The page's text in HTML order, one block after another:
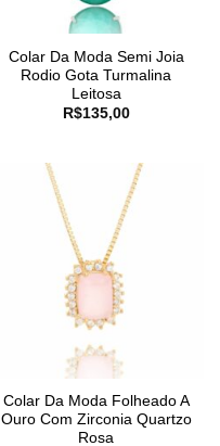
Colar Da Moda Semi Joia
Rodio Gota Turmalina
Leitosa
R$135,00
Colar Da Moda Folheado A
Ouro Com Zirconia Quartzo
Rosa